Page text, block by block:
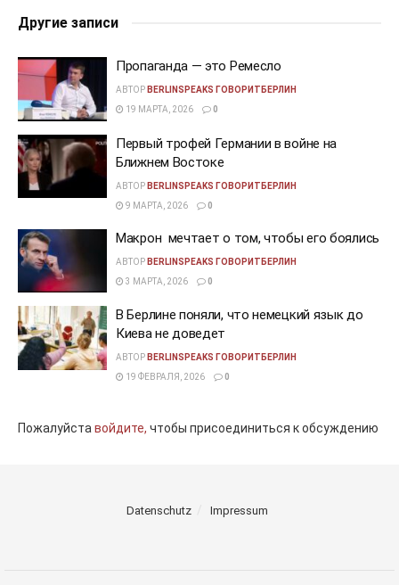
Другие записи
Пропаганда — это Ремесло
АВТОР BERLINSPEAKS ГОВОРИТБЕРЛИН
19 МАРТА, 2026
0
Первый трофей Германии в войне на
Ближнем Востоке
АВТОР BERLINSPEAKS ГОВОРИТБЕРЛИН
9 МАРТА, 2026
0
Макрон мечтает о том, чтобы его боялись
АВТОР BERLINSPEAKS ГОВОРИТБЕРЛИН
3 МАРТА, 2026
0
В Берлине поняли, что немецкий язык до
Киева не доведет
АВТОР BERLINSPEAKS ГОВОРИТБЕРЛИН
19 ФЕВРАЛЯ, 2026
0
Пожалуйставойдите, чтобы присоединиться к обсуждению
Datenschutz Impressum